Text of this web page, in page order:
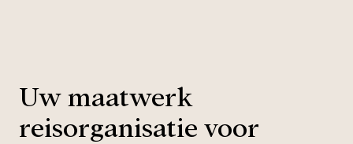
Uw maatwerk
reisorganisatie voor